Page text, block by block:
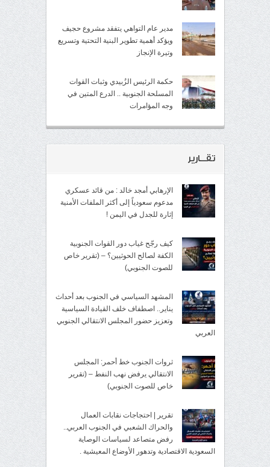
مدير عام التواهي يتفقد مشروع حجيف
ويؤكد أهمية تطوير البنية التحتية وتسريع
وتيرة الإنجاز
حكمة الرئيس الزُبيدي وثبات القوات
المسلحة الجنوبية .. الدرع المتين في
وجه المؤامرات
تقــارير
الإرهابي أمجد خالد : من قائد عسكري
مدعوم سعودياً إلى أكثر الملفات الأمنية
إثارة للجدل في اليمن !
كيف رجّح غياب دور القوات الجنوبية
الكفة لصالح الحوثيين؟ – (تقرير خاص
للصوت الجنوبي)
المشهد السياسي في الجنوب بعد أحداث
يناير.. اصطفاف خلف القيادة السياسية
وتعزيز حضور المجلس الانتقالي الجنوبي
العربي
ثروات الجنوب خط أحمر: المجلس
الانتقالي يرفض نهب النفط – (تقرير
خاص للصوت الجنوبي)
تقرير | احتجاجات نقابات العمال
والحراك الشعبي في الجنوب العربي..
رفض متصاعد لسياسات الوصاية
السعودية الاقتصادية وتدهور الأوضاع المعيشية .